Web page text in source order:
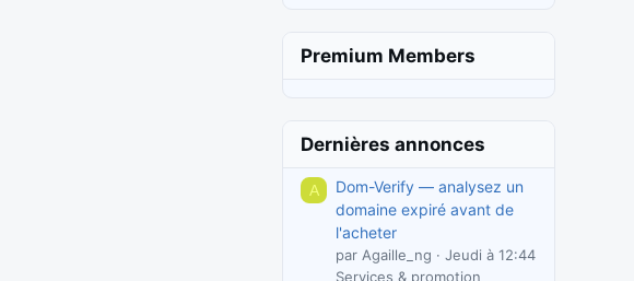
Premium Members
Dernières annonces
A
Dom-Verify — analysez un
domaine expiré avant de
l'acheter
par Agaille_ng
Jeudi à 12:44
Services & promotion